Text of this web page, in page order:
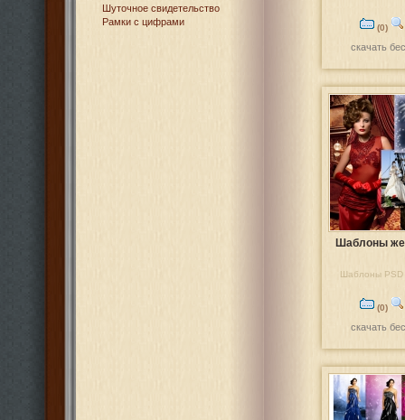
Шуточное свидетельство
Рамки с цифрами
(0)
скачать
Шаблоны
Шаблоны PSD
(0)
скачать